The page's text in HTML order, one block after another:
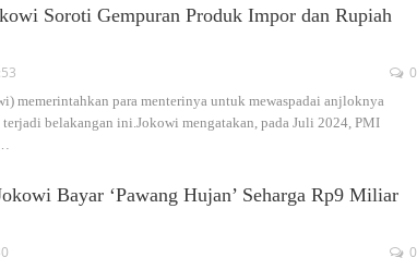
Soroti Gempuran Produk Impor dan Rupiah
0
memerintahkan para menterinya untuk mewaspadai anjloknya
belakangan ini.Jokowi mengatakan, pada Juli 2024, PMI
Bayar ‘Pawang Hujan’ Seharga Rp9 Miliar
0